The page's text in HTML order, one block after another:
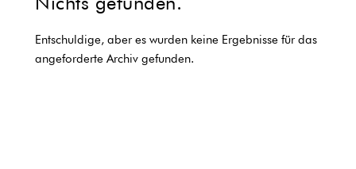
Entschuldige, aber es wurden keine Ergebnisse für das
angeforderte Archiv gefunden.